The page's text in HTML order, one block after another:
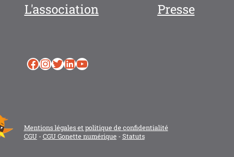
L'association Presse
Facebook InstagramTwitter LinkedIn YouTube
Mentions légales et politique de confidentialité
CGU - CGU Gonette numérique - Statuts